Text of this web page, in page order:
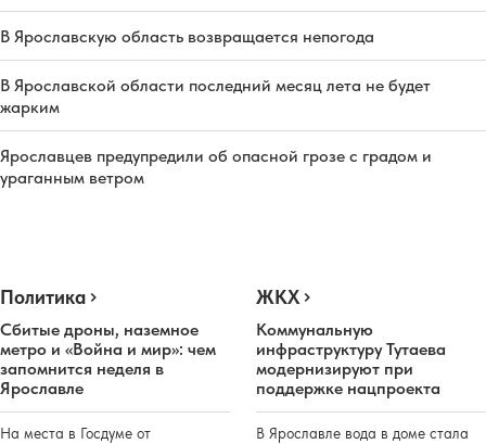
В Ярославскую область возвращается непогода
В Ярославской области последний месяц лета не будет
жарким
Ярославцев предупредили об опасной грозе с градом и
ураганным ветром
Политика
Сбитые дроны, наземное
метро и «Война и мир»: чем
запомнится неделя в
Ярославле
На места в Госдуме от
ЖКХ
Коммунальную
инфраструктуру Тутаева
модернизируют при
поддержке нацпроекта
В Ярославле вода в доме стала